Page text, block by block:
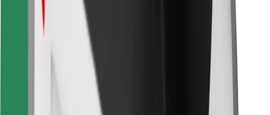
Bolt for Business
Annet
Leverandører
Vilkår og betingelser
Informasjonskapsler